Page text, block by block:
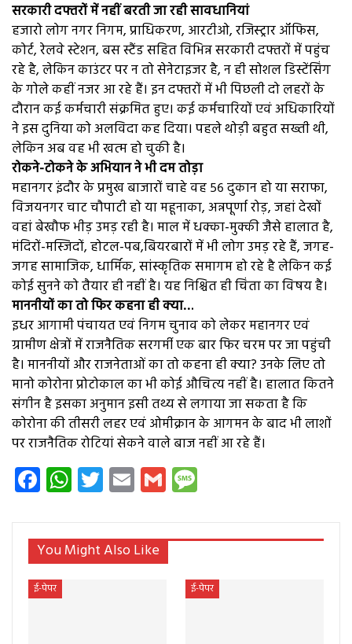
सरकारी दफ्तरों में नहीं बरती जा रही सावधानियां
हजारो लोग नगर निगम, प्राधिकरण, आरटीओ, रजिस्ट्रार ऑफिस,
कोर्ट, रेलवे स्टेशन, बस स्टैंड सहित विभिन्न सरकारी दफ्तरों में पहुंच
रहे है, लेकिन काउंटर पर न तो सेनेटाइजर है, न ही सोशल डिस्टेंसिंग
के गोले कहीं नजर आ रहे हैं। इन दफ्तरों में भी पिछली दो लहरों के
दौरान कई कर्मचारी संक्रमित हुए। कई कर्मचारियों एवं अधिकारियों
ने इस दुनिया को अलविदा कह दिया। पहले थोड़ी बहुत सख्ती थी,
लेकिन अब वह भी खत्म हो चुकी है।
रोकने-टोकने के अभियान ने भी दम तोड़ा
महानगर इंदौर के प्रमुख बाजारों चाहे वह ५६ दुकान हो या सराफा,
विजयनगर चाट चौपाटी हो या महूनाका, अन्नपूर्णा रोड़, जहां देखों
वहां बेखौफ भीड़ उमड़ रही है। माल में धक्का-मुक्की जैसे हालात है,
मंदिरों-मस्जिदों, होटल-पब,बियरबारों में भी लोग उमड़ रहे हैं, जगह-
जगह सामाजिक, धार्मिक, सांस्कृतिक समागम हो रहे है लेकिन कई
कोई सुनने को तैयार ही नहीं है। यह निश्चित ही चिंता का विषय है।
माननीयों का तो फिर कहना ही क्या…
इधर आगामी पंचायत एवं निगम चुनाव को लेकर महानगर एवं
ग्रामीण क्षेत्रों में राजनैतिक सरगर्मी एक बार फिर चरम पर जा पहुंची
है। माननीयों और राजनेताओं का तो कहना ही क्या? उनके लिए तो
मानो कोरोना प्रोटोकाल का भी कोई औचित्य नहीं है। हालात कितने
संगीन है इसका अनुमान इसी तथ्य से लगाया जा सकता है कि
कोरोना की तीसरी लहर एवं ओमीक्रान के आगमन के बाद भी लाशों
पर राजनैतिक रोटियां सेकने वाले बाज नहीं आ रहे हैं।
Facebook
WhatsApp
Twitter
EmailGmail
You Might Also Like
ई-पेपर ई-पेपर